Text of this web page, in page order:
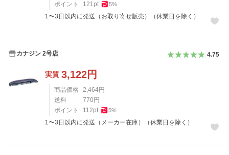
ポイント
121pt 5%
1〜3日以内に発送（お取り寄せ販売）（休業日を除く）
カナジン 2号店 4.75
実質 3,122円
商品価格 2,464円
送料
770 円
ポイント
112pt 5%
1〜3日以内に発送（メーカー在庫）（休業日を除く）